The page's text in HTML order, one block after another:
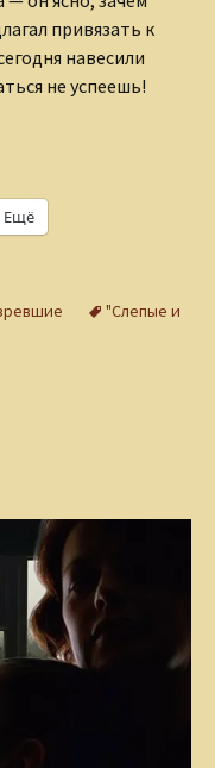
привязать к
навесили
не успеешь!
Ещё
"Слепые и